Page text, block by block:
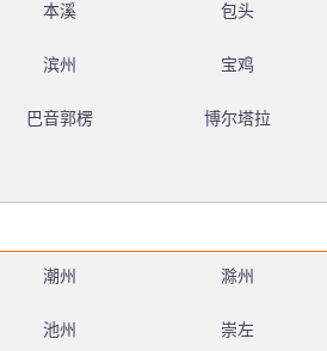
本溪 包头
滨州 宝鸡
巴音郭楞 博尔塔拉
潮州 滁州
池州 崇左